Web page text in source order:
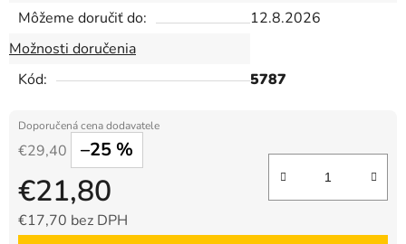
Môžeme doručiť do:
12.8.2026
Možnosti doručenia
Kód:
5787
€29,40 –25 %
€21,80
€17,70 bez DPH